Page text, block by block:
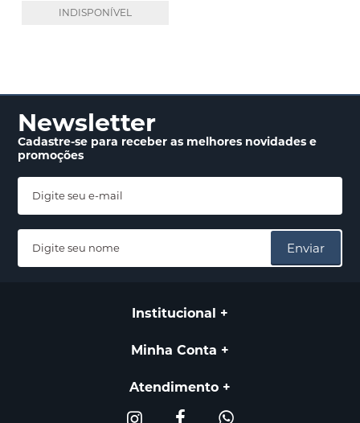
INDISPONÍVEL
Newsletter
Cadastre-se para receberas melhores novidadese
promoções
Enviar
Institucional
Minha Conta
Atendimento